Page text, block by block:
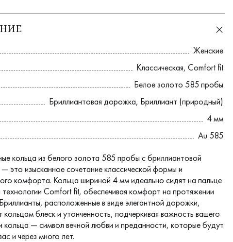
Женские
Классическая,Comfort fit
Белое золото 585 пробы
Бриллиантовая дорожка, Бриллиант (природный)
4 мм
Au 585
кольца из белого золота 585 пробы с бриллиантовой
это изысканное сочетание классической формы и
комфорта. Кольца шириной 4 мм идеально сидят на пальце
Comfort fit, обеспечивая комфорт на протяжении
расположенные в виде элегантной дорожки,
блеск и утонченность, подчеркивая важность вашего
кольца — символ вечной любви и преданности, которые будут
и через много лет.